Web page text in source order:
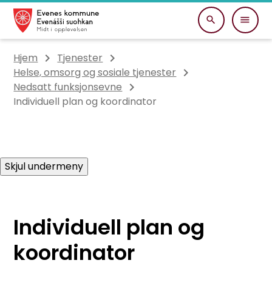
Evenes kommune
Du er her:
Hjem
Tjenester
Helse, omsorg og sosiale tjenester
Nedsatt funksjonsevne
Individuell plan og koordinator
Skjul undermeny
Individuell plan og
koordinator